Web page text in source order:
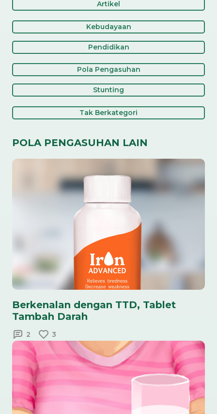
Artikel
Kebudayaan
Pendidikan
Pola Pengasuhan
Stunting
Tak Berkategori
POLA PENGASUHAN LAIN
Berkenalan dengan TTD, Tablet
Tambah Darah
2 3